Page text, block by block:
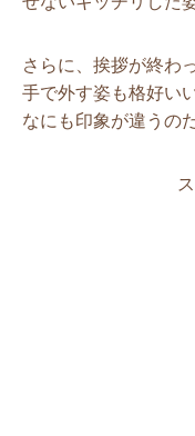
さらに、挨拶が終わ
手で外す姿も格好い
なにも印象が違うの